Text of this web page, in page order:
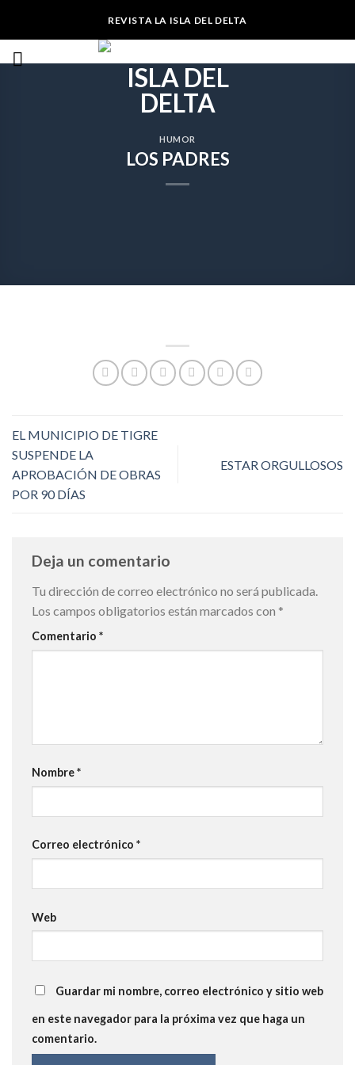
content
REVISTA LA ISLA DEL DELTA
HUMOR
LOS PADRES
EL MUNICIPIO DE TIGRE
SUSPENDE LA
APROBACIÓN DE OBRAS
POR 90 DÍAS
ESTAR ORGULLOSOS
Deja un comentario
Tu dirección de correo electrónico no será publicada.
Los campos obligatorios están marcados con *
Comentario *
Nombre*
Correo electrónico *
Web
Guardar mi nombre, correo electrónico y sitio web
en este navegador para la próxima vez que haga un
comentario.